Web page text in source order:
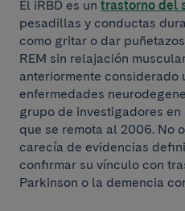
El iRBD es un trastorno del
pesadillas y conductas
como gritar o dar
REM sin relajación
anteriormente considerado
enfermedades
grupo de investigadores
que se remota al 2006. No
carecía de evidencias
confirmar su vínculo con
Parkinson o la demencia